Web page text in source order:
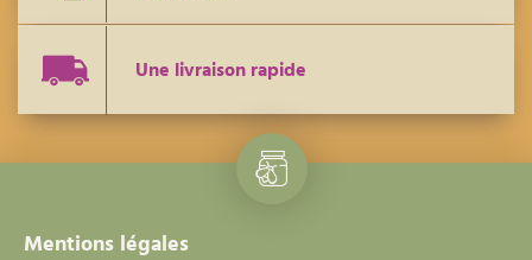
Une livraison rapide
Mentions légales